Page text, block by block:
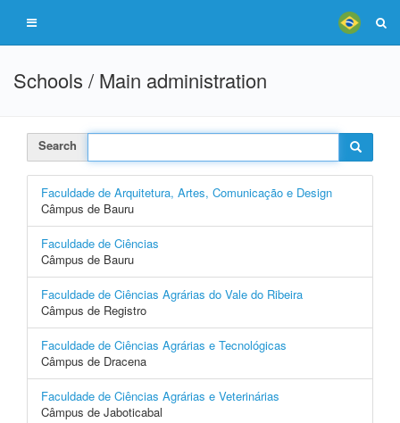
Schools / Main administration
Search
Faculdade de Arquitetura, Artes, Comunicação e Design
Câmpus de Bauru
Faculdade de Ciências
Câmpus de Bauru
Faculdade de Ciências Agrárias do Vale do Ribeira
Câmpus de Registro
Faculdade de Ciências Agrárias e Tecnológicas
Câmpus de Dracena
Faculdade de Ciências Agrárias e Veterinárias
Câmpus de Jaboticabal